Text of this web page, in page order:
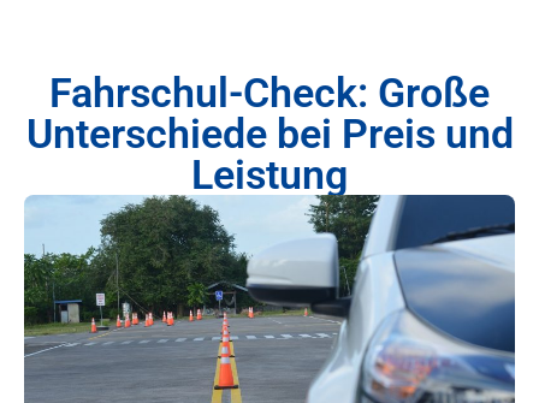
Fahrschul-Check: Große
Unterschiede bei Preis und
Leistung